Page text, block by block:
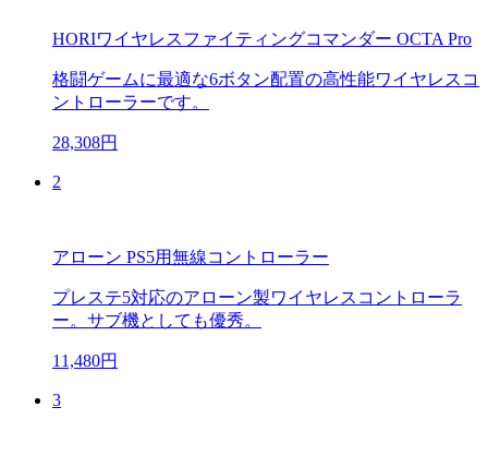
HORIワイヤレスファイティングコマンダー OCTA Pro
格闘ゲームに最適な6ボタン配置の高性能ワイヤレスコ
ントローラーです。
28,308円
2
アローン PS5用無線コントローラー
プレステ5対応のアローン製ワイヤレスコントローラ
ー。サブ機としても優秀。
11,480円
3